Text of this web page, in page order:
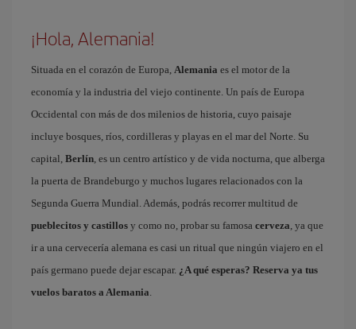
¡Hola, Alemania!
Situada en el corazón de Europa, Alemania es el motor de la
economía y la industria del viejo continente. Un país de Europa
Occidental con más de dos milenios de historia, cuyo paisaje
incluye bosques, ríos, cordilleras y playas en el mar del Norte. Su
capital, Berlín , es un centro artístico y de vida nocturna, que alberga
la puerta de Brandeburgo y muchos lugares relacionados con la
Segunda Guerra Mundial. Además, podrás recorrer multitud de
pueblecitos y castillos y como no, probar su famosa cerveza , ya que
ir a una cervecería alemana es casi un ritual que ningún viajero en el
país germano puede dejar escapar. ¿A qué esperas? Reserva ya tus
vuelos baratos a Alemania